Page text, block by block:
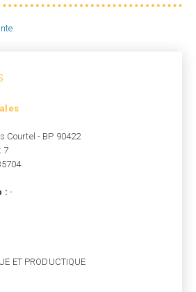
Courtel - BP 90422
7
: -
ET PRODUCTIQUE